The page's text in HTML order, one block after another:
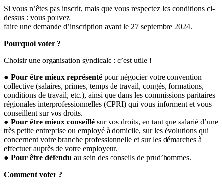
Si vous n’êtes pas inscrit, mais que vous respectez les conditions ci-
dessus : vous pouvez
faire une demande d’inscription avant le 27 septembre 2024.
Pourquoi voter ?
Choisir une organisation syndicale : c’est utile !
● Pour être mieux représenté pour négocier votre convention
collective (salaires, primes, temps de travail, congés, formations,
conditions de travail, etc.), ainsi que dans les commissions paritaires
régionales interprofessionnelles (CPRI) qui vous informent et vous
conseillent sur vos droits.
● Pour être mieux conseillé sur vos droits, en tant que salarié d’une
très petite entreprise ou employé à domicile, sur les évolutions qui
concernent votre branche professionnelle et sur les démarches à
effectuer auprès de votre employeur.
● Pour être défendu au sein des conseils de prud’hommes.
Comment voter ?